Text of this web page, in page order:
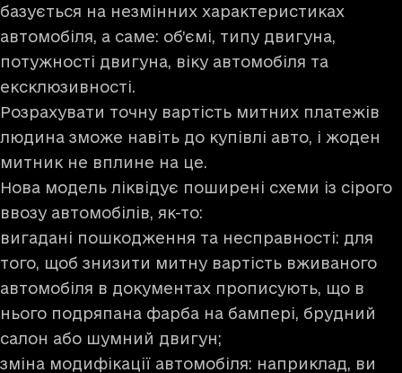
базується на незмінних характеристиках
автомобіля, а саме: об’ємі, типу двигуна,
потужності двигуна, віку автомобіля та
ексклюзивності.
Розрахувати точну вартість митних платежів
людина зможе навіть до купівлі авто, і жоден
митник не вплине на це.
Нова модель ліквідує поширені схеми із сірого
ввозу автомобілів, як-то:
вигадані пошкодження та несправності: для
того, щоб знизити митну вартість вживаного
автомобіля в документах прописують, що в
нього подряпана фарба на бампері, брудний
салон або шумний двигун;
зміна модифікації автомобіля: наприклад, ви